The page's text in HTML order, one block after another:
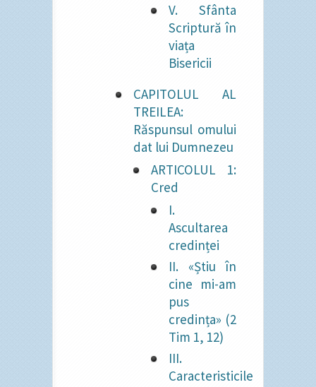
V. Sfânta
Scriptură în
viața
Bisericii
CAPITOLUL AL
TREILEA:
Răspunsul omului
dat lui Dumnezeu
ARTICOLUL 1:
Cred
I.
Ascultarea
credinței
II. «Știu în
cine mi-am
pus
credința» (2
Tim 1, 12)
III.
Caracteristicile